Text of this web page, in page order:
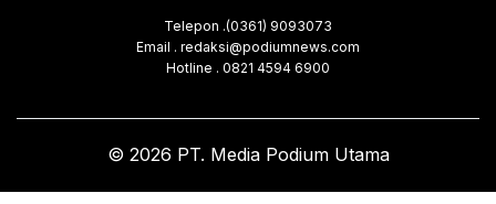
Telepon .(0361) 9093073
Email . redaksi@podiumnews.com
Hotline . 0821 4594 6900
© 2026 PT. Media Podium Utama